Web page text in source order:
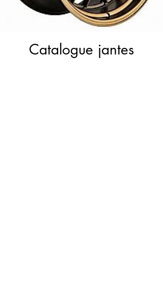
Catalogue jantes